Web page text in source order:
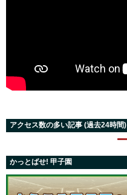
アクセス数の多い記事 (過去24時間)
かっとばせ! 甲子園